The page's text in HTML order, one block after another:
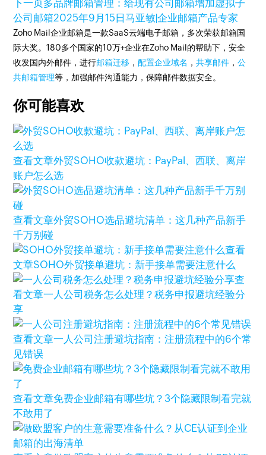
下一页多品牌邮箱管理：给现有公司邮箱增加虚拟子
公司邮箱2025年9月15日马亚敏|企业邮箱产品专家
Zoho Mail企业邮箱是一款SaaS云端电子邮箱，多次荣获邮箱国
际大奖。180多个国家的10万+企业在Zoho Mail的帮助下，安全
收发国内外邮件，进行邮箱迁移 ，配置企业域名 ，共享邮件 ，公
共邮箱管理等，加强邮件沟通能力，保障邮件数据安全。
你可能喜欢
查看文章外贸SOHO收款避坑：PayPal、西联、离岸
账户怎么选
查看文章外贸SOHO选品避坑清单：这几种产品新手
千万别碰
查看
文章SOHO外贸接单避坑：新手接单需要注意什么
查
看文章一人公司税务怎么处理？税务申报避坑经验分
享
查看文章一人公司注册避坑指南：注册流程中的6个常
见错误
查看文章免费企业邮箱有哪些坑？3个隐藏限制看完就
不敢用了